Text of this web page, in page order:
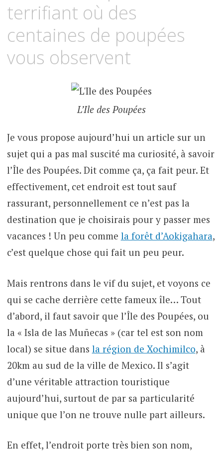
terrifiant où des
centaines de poupées
vous observent
L’Ile des Poupées
Je vous propose aujourd’hui un article sur un
sujet qui a pas mal suscité ma curiosité, à savoir
l’Île des Poupées. Dit comme ça, ça fait peur. Et
effectivement, cet endroit est tout sauf
rassurant, personnellement ce n’est pas la
destination que je choisirais pour y passer mes
vacances ! Un peu comme la forêt d’Aokigahara,
c’est quelque chose qui fait un peu peur.
Mais rentrons dans le vif du sujet, et voyons ce
qui se cache derrière cette fameux île… Tout
d’abord, il faut savoir que l’Île des Poupées, ou
la « Isla de las Muñecas » (car tel est son nom
local) se situe dans la région de Xochimilco, à
20km au sud de la ville de Mexico. Il s’agit
d’une véritable attraction touristique
aujourd’hui, surtout de par sa particularité
unique que l’on ne trouve nulle part ailleurs.
En effet, l’endroit porte très bien son nom,